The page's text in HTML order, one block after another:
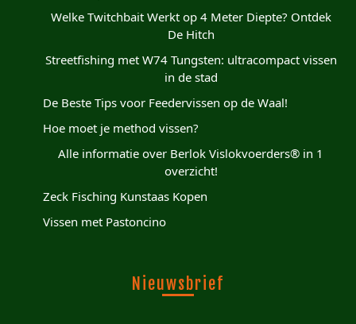
Welke Twitchbait Werkt op 4 Meter Diepte? Ontdek
De Hitch
Streetfishing met W74 Tungsten: ultracompact vissen
in de stad
De Beste Tips voor Feedervissen op de Waal!
Hoe moet je method vissen?
Alle informatie over Berlok Vislokvoerders® in 1
overzicht!
Zeck Fisching Kunstaas Kopen
Vissen met Pastoncino
Nieuwsbrief